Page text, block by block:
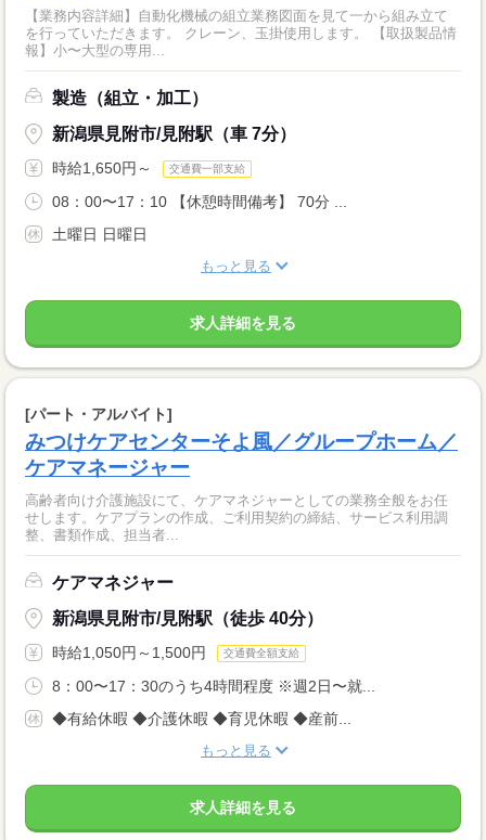
【業務内容詳細】自動化機械の組立業務図面を見て一から組み立て
を行っていただきます。 クレーン、玉掛使用します。 【取扱製品情
報】小〜大型の専用...
製造（組立・加工）
新潟県見附市/見附駅（車 7分）
時給1,650円～ 交通費一部支給
08：00〜17：10 【休憩時間備考】 70分 ...
土曜日 日曜日
もっと見る
求人詳細を見る
[パート・アルバイト]
みつけケアセンターそよ風／グループホーム／
ケアマネージャー
高齢者向け介護施設にて、ケアマネジャーとしての業務全般をお任
せします。ケアプランの作成、ご利用契約の締結、サービス利用調
整、書類作成、担当者...
ケアマネジャー
新潟県見附市/見附駅（徒歩 40分）
時給1,050円～1,500円 交通費全額支給
8：00〜17：30のうち4時間程度 ※週2日〜就...
◆有給休暇 ◆介護休暇 ◆育児休暇 ◆産前...
もっと見る
求人詳細を見る